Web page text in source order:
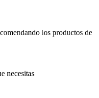
los productos de
necesitas